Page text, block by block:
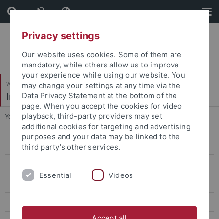
Skip
to
content
Skip
to
footer
Wirtschafts- und Sozialwissenschaftliche Fakultät
Institut für Sportwissenschaft
You are here: Startseite ... 064_Nalbantis_ZYR
Sportökonomik, Sportmanagement und Sportpublizistik
Lehre
Privacy settings
Our website uses cookies. Some of them are
mandatory, while others allow us to improve
your experience while using our website. You
may change your settings at any time via the
Data Privacy Statement at the bottom of the
page. When you accept the cookies for video
playback, third-party providers may set
additional cookies for targeting and advertising
purposes and your data may be linked to the
third party’s other services.
Essential Videos